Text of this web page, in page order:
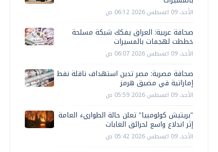
الأحد، 09 اغسطس 2026 06:12 ص
صحافة عربية: العراق يفكك شبكة مسلحة
خططت لهجمات بالمسيرات
الأحد، 09 اغسطس 2026 06:07 ص
صحافة مصرية: مصر تدين استهداف ناقلة نفط
إماراتية في مضيق هرمز
الأحد، 09 اغسطس 2026 05:59 ص
"بريتيش كولومبيا" تعلن حالة الطواريء العامة
إثر اندلاع واسع لحرائق الغابات
الأحد، 09 اغسطس 2026 05:42 ص